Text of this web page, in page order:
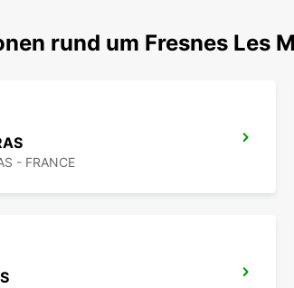
rund um Fresnes Les
- FRANCE